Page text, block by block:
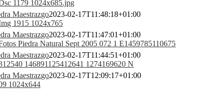
Maestrazgo2023-02-17T11:48:18+01:00
Maestrazgo2023-02-17T11:47:01+01:00
Maestrazgo2023-02-17T11:44:51+01:00
Maestrazgo2023-02-17T12:09:17+01:00